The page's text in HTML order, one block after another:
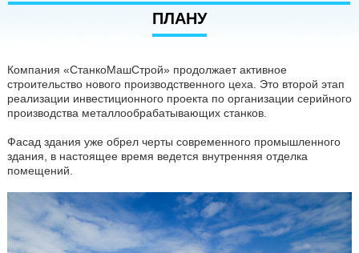
ПЛАНУ
Компания «СтанкоМашСтрой» продолжает активное
строительство нового производственного цеха. Это второй этап
реализации инвестиционного проекта по организации серийного
производства металлообрабатывающих станков.
Фасад здания уже обрел черты современного промышленного
здания, в настоящее время ведется внутренняя отделка
помещений.